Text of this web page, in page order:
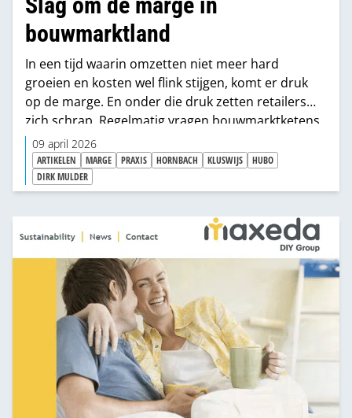
bouwmarktland
In een tijd waarin omzetten niet meer hard
groeien en kosten wel flink stijgen, komt er druk
op de marge. En onder die druk zetten retailers
zich schrap. Regelmatig vragen bouwmarktketens
bijdragen aan leveranciers. Om allerlei redenen en
in allerlei vormen. Laatst vroeg Praxis bijvoorbeeld
generiek en eenzijdig 2% aan alle leveranciers.
Waarom doet Praxis dat? Wat vindt de markt
daarvan? Staan de andere ketens ook klaar met
zo’n ‘verzoek’? En welke rol spelen Private Labels in
09 april 2026
ARTIKELEN MARGE PRAXIS HORNBACH KLUSWIJS
HUBO
DIRK MULDER